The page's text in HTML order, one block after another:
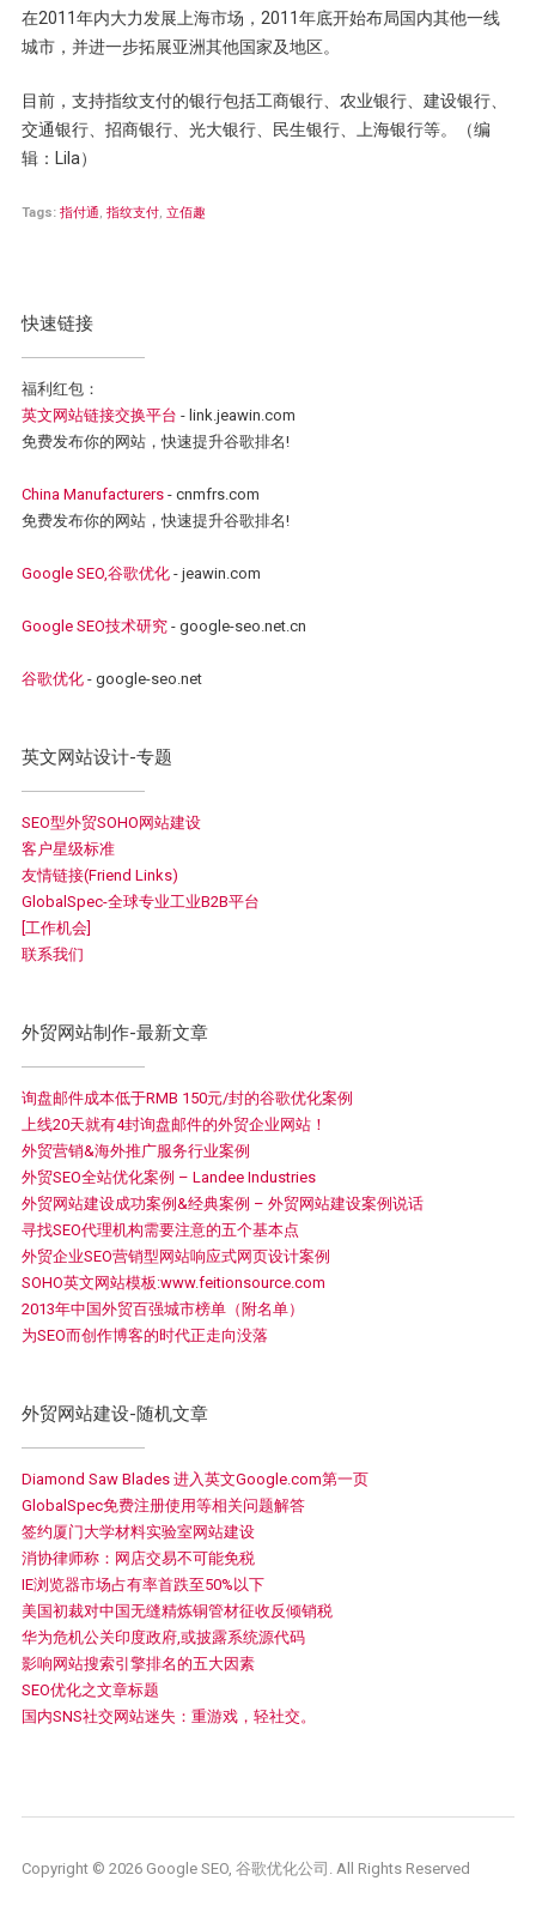
在2011年内大力发展上海市场，2011年底开始布局国内其他一线
城市，并进一步拓展亚洲其他国家及地区。
目前，支持指纹支付的银行包括工商银行、农业银行、建设银行、
交通银行、招商银行、光大银行、民生银行、上海银行等。（编
辑：Lila）
Tags: 指付通, 指纹支付, 立佰趣
快速链接
福利红包：
英文网站链接交换平台 - link.jeawin.com
免费发布你的网站，快速提升谷歌排名!
China Manufacturers- cnmfrs.com
免费发布你的网站，快速提升谷歌排名!
Google SEO,谷歌优化- jeawin.com
Google SEO技术研究- google-seo.net.cn
谷歌优化- google-seo.net
英文网站设计-专题
SEO型外贸SOHO网站建设
客户星级标准
友情链接(Friend Links)
GlobalSpec-全球专业工业B2B平台
[工作机会]
联系我们
外贸网站制作-最新文章
询盘邮件成本低于RMB 150元/封的谷歌优化案例
上线20天就有4封询盘邮件的外贸企业网站！
外贸营销&海外推广服务行业案例
外贸SEO全站优化案例 – Landee Industries
外贸网站建设成功案例&经典案例 – 外贸网站建设案例说话
寻找SEO代理机构需要注意的五个基本点
外贸企业SEO营销型网站响应式网页设计案例
SOHO英文网站模板:www.feitionsource.com
2013年中国外贸百强城市榜单（附名单）
为SEO而创作博客的时代正走向没落
外贸网站建设-随机文章
Diamond Saw Blades 进入英文Google.com第一页
GlobalSpec免费注册使用等相关问题解答
签约厦门大学材料实验室网站建设
消协律师称：网店交易不可能免税
IE浏览器市场占有率首跌至50%以下
美国初裁对中国无缝精炼铜管材征收反倾销税
华为危机公关印度政府,或披露系统源代码
影响网站搜索引擎排名的五大因素
SEO优化之文章标题
国内SNS社交网站迷失：重游戏，轻社交。
Copyright © 2026 Google SEO, 谷歌优化公司. All Rights Reserved